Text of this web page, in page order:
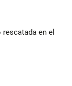
en el